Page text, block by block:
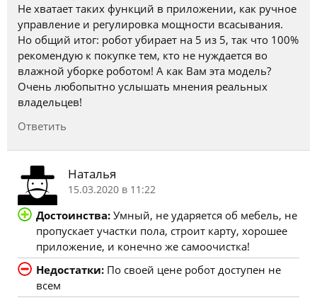
Не хватает таких функций в приложении, как ручное
управление и регулировка мощности всасывания.
Но общий итог: робот убирает на 5 из 5, так что 100%
рекомендую к покупке тем, кто не нуждается во
влажной уборке роботом! А как Вам эта модель?
Очень любопытно услышать мнения реальных
владельцев!
Ответить
Наталья
15.03.2020 в 11:22
Достоинства:Умный, не ударяется об мебель, не
пропускает участки пола, строит карту, хорошее
приложение, и конечно же самоочистка!
Недостатки: По своей цене робот доступен не
всем